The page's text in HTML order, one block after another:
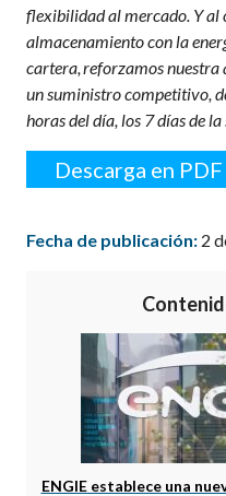
flexibilidad al mercado. Y al
almacenamiento con la
cartera,reforzamos nuestra
un suministro competitivo,
horas del día, los 7 días de
Descarga en
Fecha de publicación: 2
ENGIE establece una